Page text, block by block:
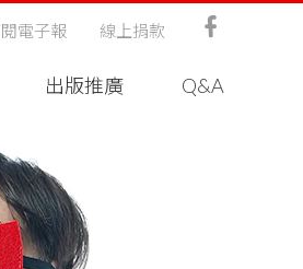
出版推廣 Q&A
電子報 線上捐款